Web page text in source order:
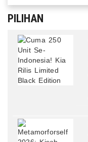
PILIHAN